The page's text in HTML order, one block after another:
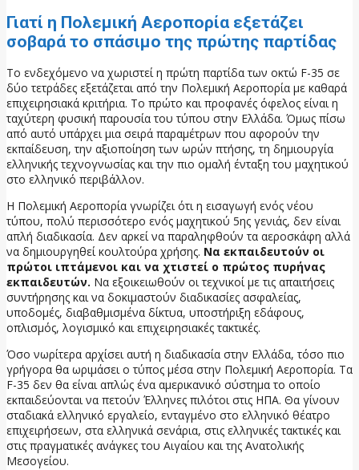
Γιατί η Πολεμική Αεροπορία εξετάζει
σοβαρά το σπάσιμο της πρώτης παρτίδας
Το ενδεχόμενο να χωριστεί η πρώτη παρτίδα των οκτώ F-35 σε
δύο τετράδες εξετάζεται από την Πολεμική Αεροπορία με καθαρά
επιχειρησιακά κριτήρια. Το πρώτο και προφανές όφελος είναι η
ταχύτερη φυσική παρουσία του τύπου στην Ελλάδα. Όμως πίσω
από αυτό υπάρχει μια σειρά παραμέτρων που αφορούν την
εκπαίδευση, την αξιοποίηση των ωρών πτήσης, τη δημιουργία
ελληνικής τεχνογνωσίας και την πιο ομαλή ένταξη του μαχητικού
στο ελληνικό περιβάλλον.
Η Πολεμική Αεροπορία γνωρίζει ότι η εισαγωγή ενός νέου
τύπου, πολύ περισσότερο ενός μαχητικού 5ης γενιάς, δεν είναι
απλή διαδικασία. Δεν αρκεί να παραληφθούν τα αεροσκάφη αλλά
να δημιουργηθεί κουλτούρα χρήσης. Να εκπαιδευτούν οι
πρώτοι ιπτάμενοι και να χτιστεί ο πρώτος πυρήνας
εκπαιδευτών. Να εξοικειωθούν οι τεχνικοί με τις απαιτήσεις
συντήρησης και να δοκιμαστούν διαδικασίες ασφαλείας,
υποδομές, διαβαθμισμένα δίκτυα, υποστήριξη εδάφους,
οπλισμός, λογισμικό και επιχειρησιακές τακτικές.
Όσο νωρίτερα αρχίσει αυτή η διαδικασία στην Ελλάδα, τόσο πιο
γρήγορα θα ωριμάσει ο τύπος μέσα στην Πολεμική Αεροπορία. Τα
F-35 δεν θα είναι απλώς ένα αμερικανικό σύστημα το οποίο
εκπαιδεύονται να πετούν Έλληνες πιλότοι στις ΗΠΑ. Θα γίνουν
σταδιακά ελληνικό εργαλείο, ενταγμένο στο ελληνικό θέατρο
επιχειρήσεων, στα ελληνικά σενάρια, στις ελληνικές τακτικές και
στις πραγματικές ανάγκες του Αιγαίου και της Ανατολικής
Μεσογείου.